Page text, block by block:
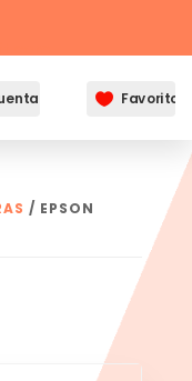
 Favoritos
/ EPSON